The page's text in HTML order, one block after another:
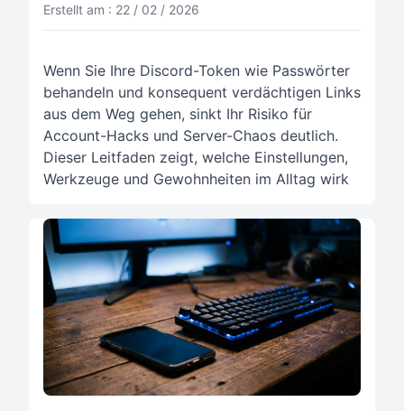
Erstellt am : 22 / 02 / 2026
Wenn Sie Ihre Discord-Token wie Passwörter
behandeln und konsequent verdächtigen Links
aus dem Weg gehen, sinkt Ihr Risiko für
Account-Hacks und Server-Chaos deutlich.
Dieser Leitfaden zeigt, welche Einstellungen,
Werkzeuge und Gewohnheiten im Alltag wirk